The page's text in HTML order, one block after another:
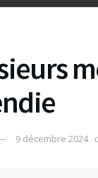
9 décembre 2024